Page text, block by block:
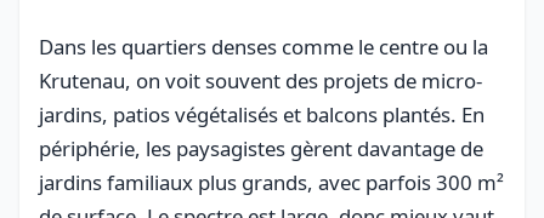
Dans les quartiers denses comme le centre ou la
Krutenau, on voit souvent des projets de micro-
jardins, patios végétalisés et balcons plantés. En
périphérie, les paysagistes gèrent davantage de
jardins familiaux plus grands, avec parfois 300 m²